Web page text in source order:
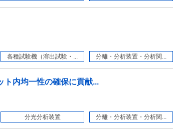
各種試験機（溶出試験・...
分離・分析装置・分析関...
内均一性の確保に貢献...
分光分析装置
分離・分析装置・分析関...